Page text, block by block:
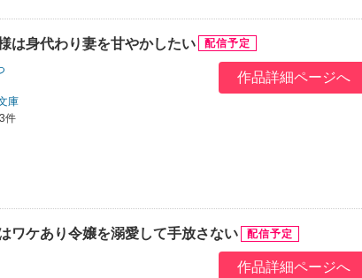
は身代わり妻を甘やかしたい
庫
件
作品詳細ページへ
ワケあり令嬢を溺愛して手放さない
作品詳細ページへ